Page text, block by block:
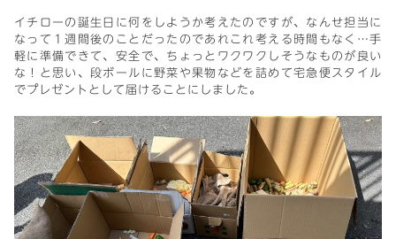
イチローの誕生日に何をしようか考えたのですが、なんせ担当に
なって１週間後のことだったのであれこれ考える時間もなく…手
軽に準備できて、安全で、ちょっとワクワクしそうなものが良い
な！と思い、段ボールに野菜や果物などを詰めて宅急便スタイル
でプレゼントとして届けることにしました。